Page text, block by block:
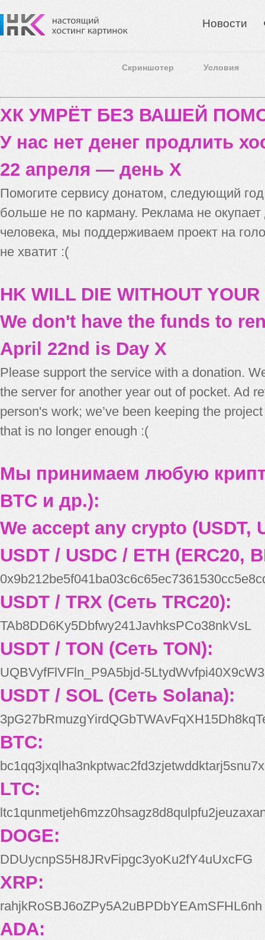
Новости
Скриншотер Условия
ХК УМРЁТ БЕЗ ВАШЕЙ
У нас нет денег продлить
22 апреля — день X
Помогите сервису донатом, следующий
больше не по карману. Реклама не
человека, мы поддерживаем проект на
не хватит :(
HK WILL DIE WITHOUT
We don't have the funds to
April 22nd is Day X
Please support the service with a donation.
the server for another year out of pocket. Ad
person's work; we’ve been keeping the
that is no longer enough :(
Мы принимаем любую
BTC и др.):
We accept any crypto (USDT,
USDT / USDC / ETH (ERC20,
USDT / TRX (Сеть TRC20):
TAb8DD6Ky5Dbfwy241JavhksPCo38nkVsL
USDT / TON (Сеть TON):
UQBVyfFlVFln_P9A5bjd-
USDT / SOL (Сеть Solana):
BTC:
bc1qq3jxqlha3nkptwac2fd3zjetwddktarj5snu7x
LTC:
DOGE:
DDUycnpS5H8JRvFipgc3yoKu2fY4uUxcFG
XRP:
rahjkRoSBJ6oZPy5A2uBPDbYEAmSFHL6nh
ADA: